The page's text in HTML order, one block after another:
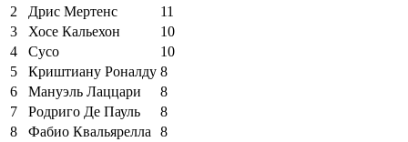
2
Дрис Мертенс
11
3
Хосе Кальехон
10
4
Сусо
10
5
Криштиану Роналду 8
6
Мануэль Лаццари
8
7
Родриго Де Пауль
8
8
Фабио Квальярелла
8